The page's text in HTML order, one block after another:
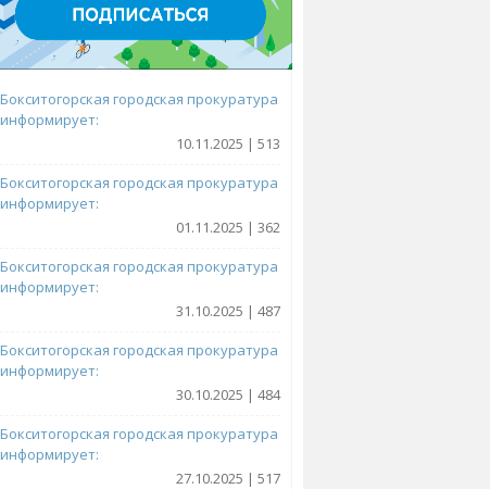
Бокситогорская городская прокуратура
информирует:
10.11.2025 | 513
Бокситогорская городская прокуратура
информирует:
01.11.2025 | 362
Бокситогорская городская прокуратура
информирует:
31.10.2025 | 487
Бокситогорская городская прокуратура
информирует:
30.10.2025 | 484
Бокситогорская городская прокуратура
информирует:
27.10.2025 | 517